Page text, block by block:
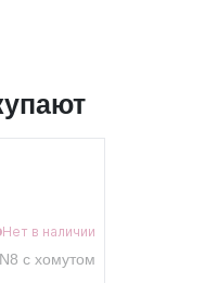
Нет в наличии
с хомутом